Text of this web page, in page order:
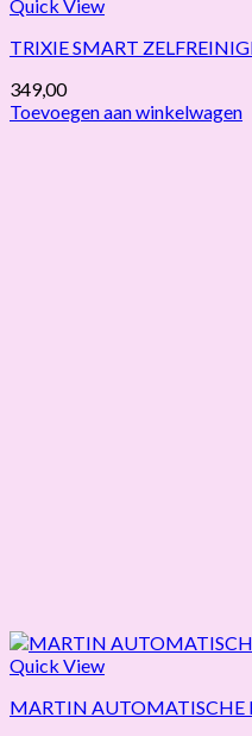
Quick View
TRIXIE SMART
349,00
Toevoegen aan winkelwagen
Quick View
MARTIN AUTOMATISCHE